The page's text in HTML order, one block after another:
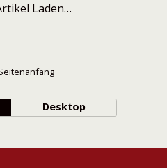
Laden…
Desktop